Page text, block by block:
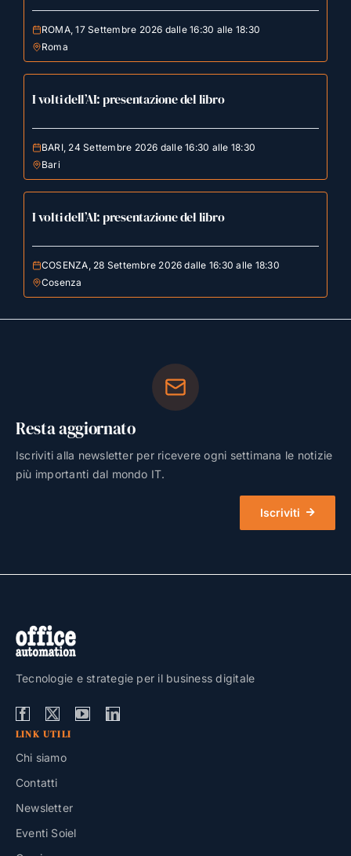
ROMA, 17 Settembre 2026 dalle 16:30 alle 18:30
Roma
I volti dell’AI: presentazione del libro
BARI, 24 Settembre 2026 dalle 16:30 alle 18:30
Bari
I volti dell’AI: presentazione del libro
COSENZA, 28 Settembre 2026 dalle 16:30 alle 18:30
Cosenza
Resta aggiornato
Iscriviti alla newsletter per ricevere ogni settimana le notizie
più importanti dal mondo IT.
Iscriviti
Tecnologie e strategie per il business digitale
LINK UTILI
Chi siamo
Contatti
Newsletter
Eventi Soiel